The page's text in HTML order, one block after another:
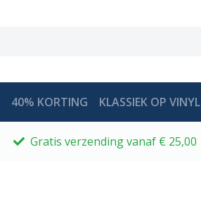
40% KORTING KLASSIEK OP VINYL
Gratis verzending vanaf € 25,00